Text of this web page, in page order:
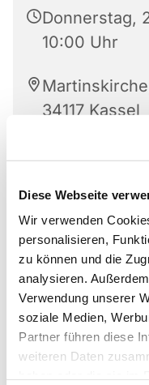
Diese Webseite
Wir verwenden
personalisieren,
zu können und die
analysieren.
Verwendung unserer
soziale Medien,
Partner führen diese
weiteren Daten
Donnerstag,
10:00 Uhr
34117 Kassel